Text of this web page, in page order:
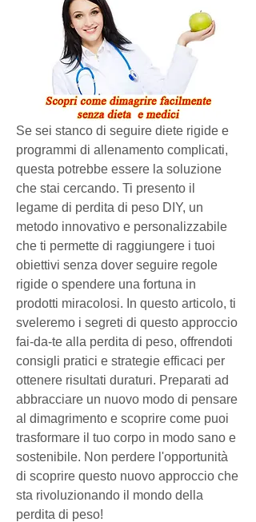
Se sei stanco di seguire diete rigide e
programmi di allenamento complicati,
questa potrebbe essere la soluzione
che stai cercando. Ti presento il
legame di perdita di peso DIY, un
metodo innovativo e personalizzabile
che ti permette di raggiungere i tuoi
obiettivi senza dover seguire regole
rigide o spendere una fortuna in
prodotti miracolosi. In questo articolo, ti
sveleremo i segreti di questo approccio
fai-da-te alla perdita di peso, offrendoti
consigli pratici e strategie efficaci per
ottenere risultati duraturi. Preparati ad
abbracciare un nuovo modo di pensare
al dimagrimento e scoprire come puoi
trasformare il tuo corpo in modo sano e
sostenibile. Non perdere l'opportunità
di scoprire questo nuovo approccio che
sta rivoluzionando il mondo della
perdita di peso!